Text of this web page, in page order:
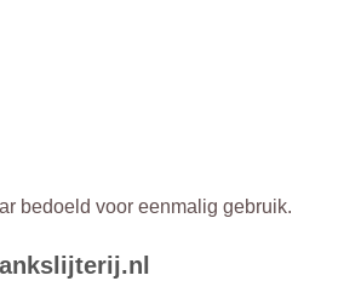
bedoeld voor eenmalig gebruik.